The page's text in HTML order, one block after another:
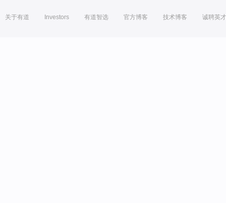
关于有道 Investors 有道智选 官方博客 技术博客 诚聘英才